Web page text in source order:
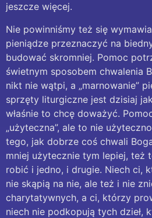
jeszcze więcej.
Nie powinniśmy też się
pieniądze przeznaczyć na
budować skromniej. Pomoc
świetnym sposobem chwalenia
nikt nie wątpi, a „marnowanie”
sprzęty liturgiczne jest dzisiaj
właśnie to chcę doważyć.
„użyteczna”, ale to nie
tego, jak dobrze coś chwali
mniej użytecznie tym lepiej, też
robić i jedno, i drugie. Niech ci,
nie skąpią na nie, ale też i nie
charytatywnych, a ci, którzy
niech nie podkopują tych dzieł,